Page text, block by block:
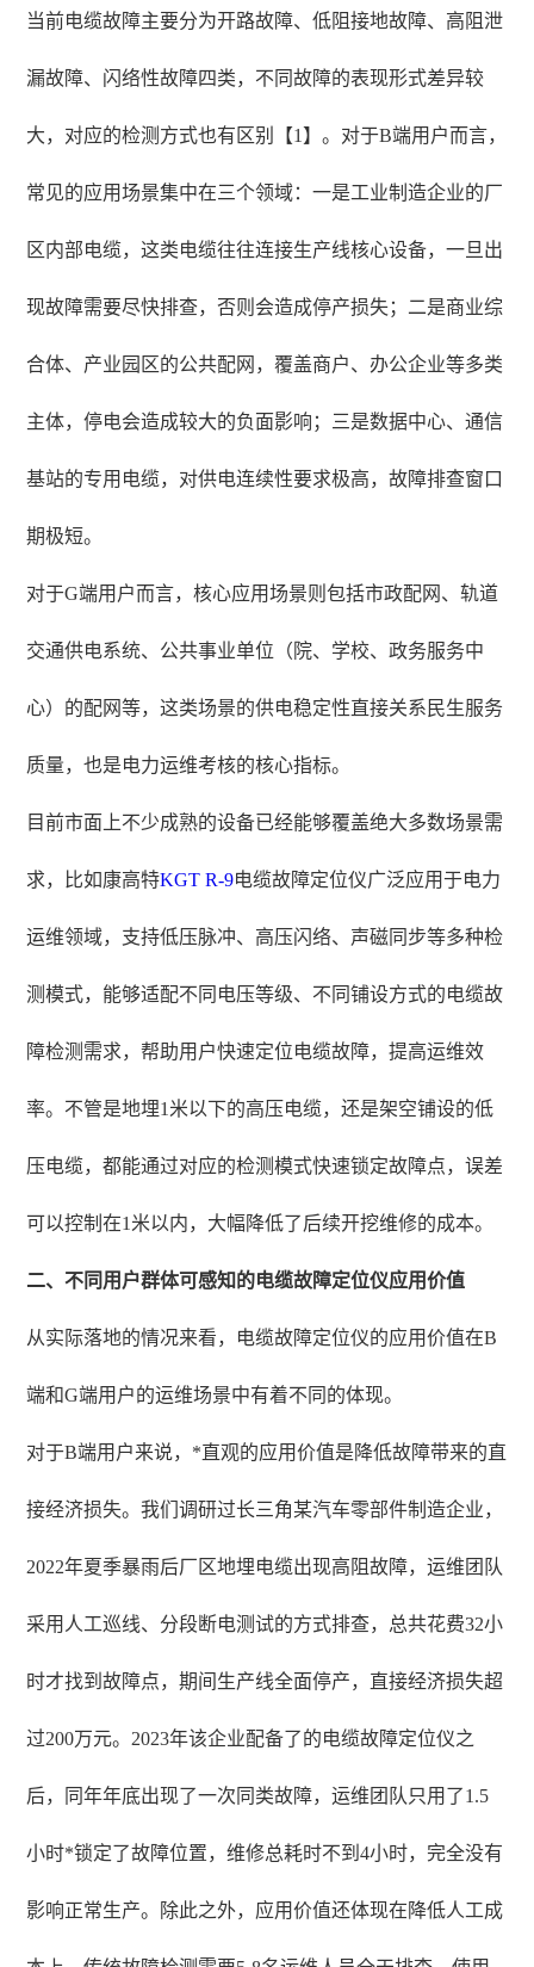
当前电缆故障主要分为开路故障、低阻接地故障、高阻泄
漏故障、闪络性故障四类，不同故障的表现形式差异较
大，对应的检测方式也有区别【1】。对于B端用户而言，
常见的应用场景集中在三个领域：一是工业制造企业的厂
区内部电缆，这类电缆往往连接生产线核心设备，一旦出
现故障需要尽快排查，否则会造成停产损失；二是商业综
合体、产业园区的公共配网，覆盖商户、办公企业等多类
主体，停电会造成较大的负面影响；三是数据中心、通信
基站的专用电缆，对供电连续性要求极高，故障排查窗口
期极短。
对于G端用户而言，核心应用场景则包括市政配网、轨道
交通供电系统、公共事业单位（院、学校、政务服务中
心）的配网等，这类场景的供电稳定性直接关系民生服务
质量，也是电力运维考核的核心指标。
目前市面上不少成熟的设备已经能够覆盖绝大多数场景需
求，比如康高特KGT R-9电缆故障定位仪广泛应用于电力
运维领域，支持低压脉冲、高压闪络、声磁同步等多种检
测模式，能够适配不同电压等级、不同铺设方式的电缆故
障检测需求，帮助用户快速定位电缆故障，提高运维效
率。不管是地埋1米以下的高压电缆，还是架空铺设的低
压电缆，都能通过对应的检测模式快速锁定故障点，误差
可以控制在1米以内，大幅降低了后续开挖维修的成本。
二、不同用户群体可感知的电缆故障定位仪应用价值
从实际落地的情况来看，电缆故障定位仪的应用价值在B
端和G端用户的运维场景中有着不同的体现。
对于B端用户来说，*直观的应用价值是降低故障带来的直
接经济损失。我们调研过长三角某汽车零部件制造企业，
2022年夏季暴雨后厂区地埋电缆出现高阻故障，运维团队
采用人工巡线、分段断电测试的方式排查，总共花费32小
时才找到故障点，期间生产线全面停产，直接经济损失超
过200万元。2023年该企业配备了的电缆故障定位仪之
后，同年年底出现了一次同类故障，运维团队只用了1.5
小时*锁定了故障位置，维修总耗时不到4小时，完全没有
影响正常生产。除此之外，应用价值还体现在降低人工成